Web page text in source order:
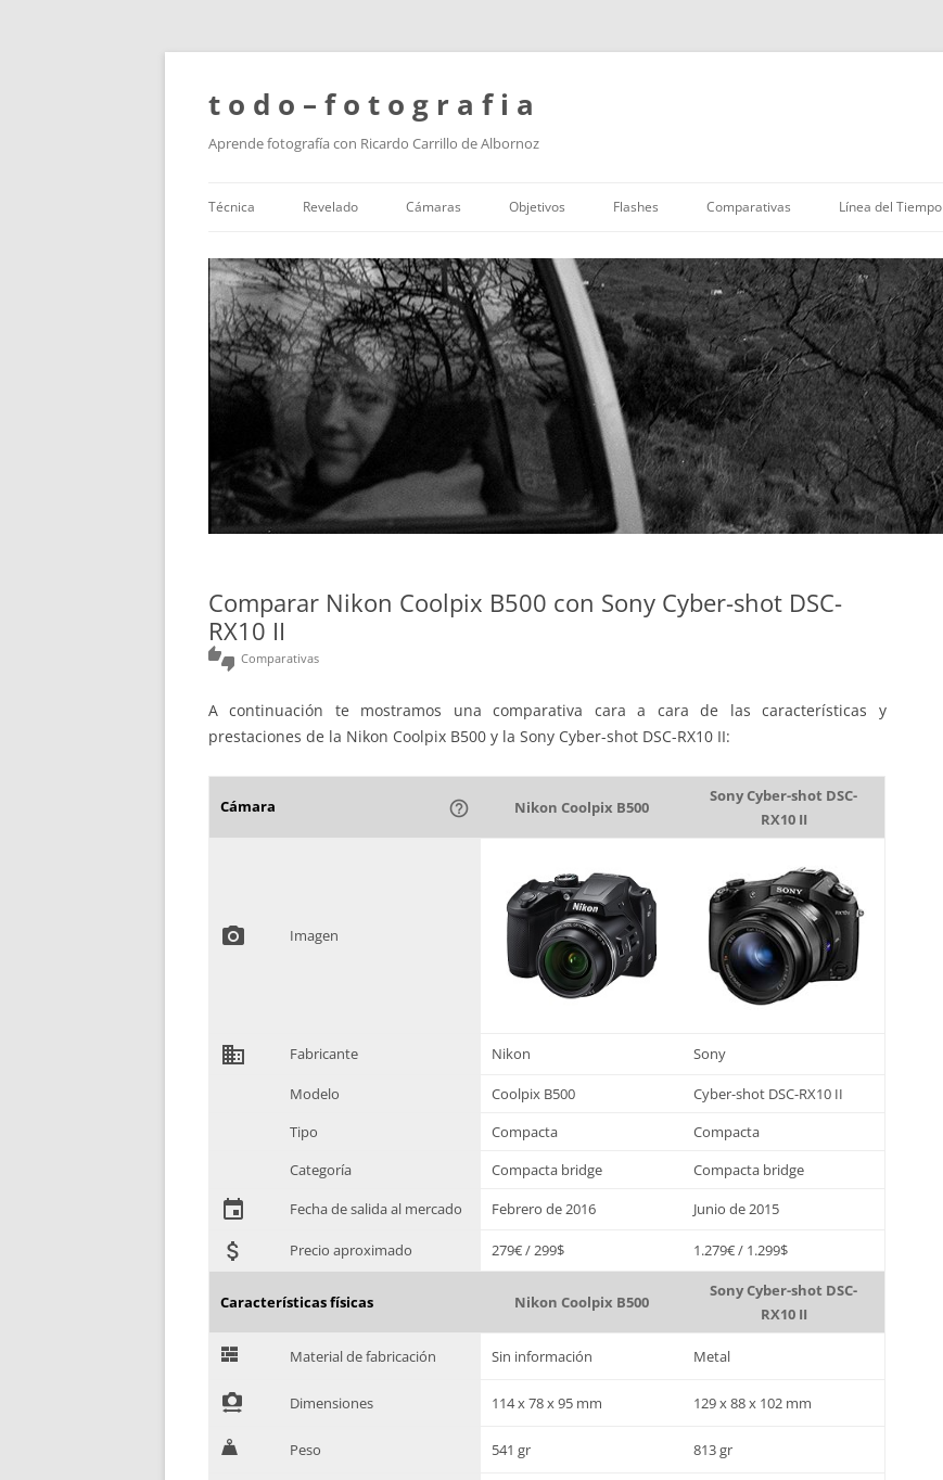
t o d o – f o t o g r a f i a
Aprende fotografía con Ricardo Carrillo de Albornoz
al
contenido
Técnica Revelado Cámaras Objetivos Flashes Comparativas Línea del Tiempo
Comparar Nikon Coolpix B500 con Sony Cyber-shot DSC-
RX10 II
thumbs_up_down Comparativas
A continuación te mostramos una comparativa cara a cara de las características y
prestaciones de la Nikon Coolpix B500 y la Sony Cyber-shot DSC-RX10 II:
Cámara help_outline Nikon Coolpix B500
Sony Cyber-shot DSC-
RX10 II
photo_camera Imagen
domain Fabricante Nikon Sony
Modelo Coolpix B500
Cyber-shot DSC-RX10 II
Tipo
Compacta
Compacta
Categoría
Compacta bridge Compacta bridge
event Fecha de salida al mercado Febrero de 2016 Junio de 2015
attach_money Precio aproximado 279€ / 299$ 1.279€ / 1.299$
Características físicas Nikon Coolpix B500
Sony Cyber-shot DSC-
RX10 II
G Material de fabricación Sin información Metal
! Dimensiones 114 x 78 x 95 mm 129 x 88 x 102 mm
H Peso 541 gr 813 gr